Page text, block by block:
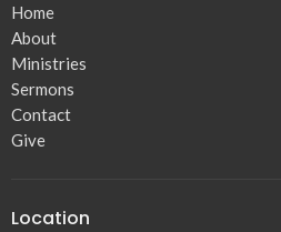
Home
About
Ministries
Sermons
Contact
Give
Location